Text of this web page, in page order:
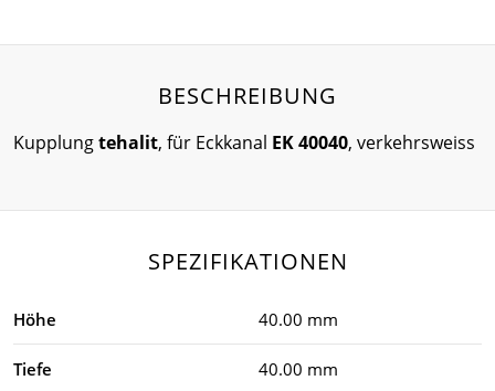
BESCHREIBUNG
Kupplungtehalit, für Eckkanal EK 40040, verkehrsweiss
SPEZIFIKATIONEN
Höhe 40.00 mm
Tiefe 40.00 mm